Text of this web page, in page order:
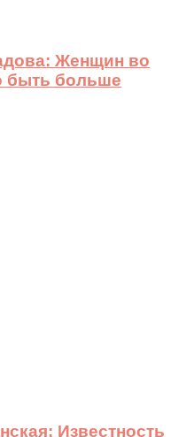
Женщин во
быть больше
Известность